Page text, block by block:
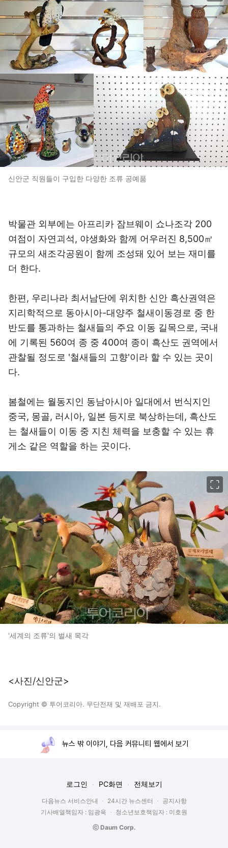
신안군 직원들이 구입한 다양한 조류 공예품
박물관 외부에는 아프리카 잠브웨이 쇼나조각 200
여점이 자연괴석, 야생화와 함께 어우러진 8,500㎡
규모의 새조각공원이 함께 조성돼 있어 보는 재미를
더 한다.
한편, 우리나라 최서남단에 위치한 신안 흑산권역은
지리학적으로 동아시아-대양주 철새이동경로 중 한
반도를 통과하는 철새들의 주요 이동 길목으로, 국내
에 기록된 560여 종 중 400여 종이 흑산도 권역에서
관찰될 정도로 '철새들의 고향'이라 할 수 있는 곳이
다.
봄철에는 월동지인 동남아시아 일대에서 번식지인
중국, 몽골, 러시아, 일본 등지로 북상하는데, 흑산도
는 철새들이 이동 중 지친 체력을 보충할 수 있는 휴
게소 같은 역할을 하는 곳이다.
'세계의 조류'의 벌새 목각
<사진/신안군>
Copyright © 투어코리아. 무단전재 및 재배포 금지.
뉴스 밖 이야기, 다음 커뮤니티 웹에서 보기
로그인 PC화면 전체보기
다음뉴스 서비스안내 24시간 뉴스센터
공지사항
기사배열책임자 : 임광욱
청소년보호책임자 : 이호원
ⓒ Daum Corp.